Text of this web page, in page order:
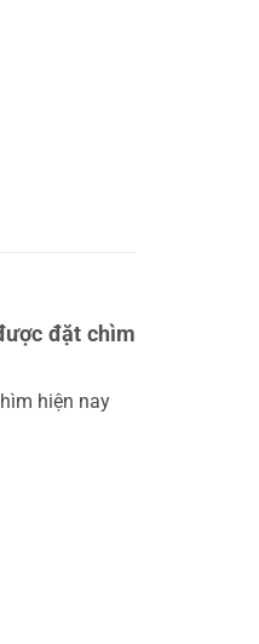
đặt chìm
hiện nay